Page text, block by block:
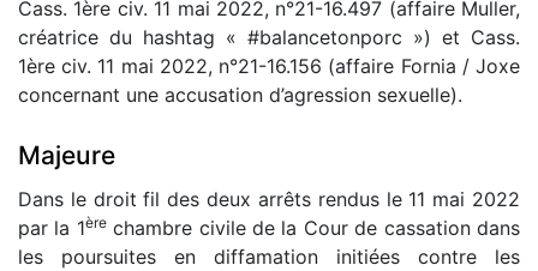
Cass. 1ère civ. 11 mai 2022, n°21-16.497 (affaire Muller,
créatrice du hashtag « #balancetonporc ») et Cass.
1ère civ. 11 mai 2022, n°21-16.156 (affaire Fornia / Joxe
concernant une accusation d’agression sexuelle).
Majeure
Dans le droit fil des deux arrêts rendus le 11 mai 2022
par la 1èrechambre civile de la Cour de cassation dans
les poursuites en diffamation initiées contre les